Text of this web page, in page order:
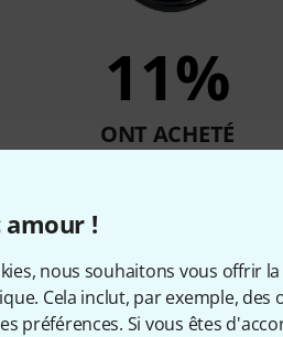
amour !
nous souhaitons vous offrir
Cela inclut, par exemple,
préférences. Si vous êtes
11%
ONT ACHETÉ
Comparer